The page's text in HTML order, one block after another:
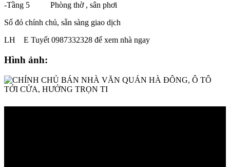
-Tầng 5 Phòng thờ , sân phơi
Sổ đỏ chính chủ, sẵn sàng giao dịch
LH E Tuyết 0987332328 để xem nhà ngay
Hình ảnh: